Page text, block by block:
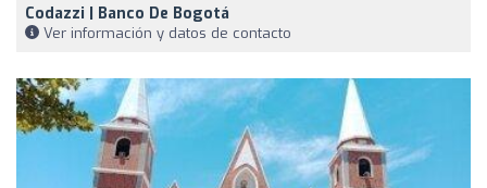
Codazzi | Banco De Bogotá
Ver información y datos de contacto